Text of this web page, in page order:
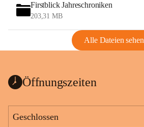
Firstblick Jahreschroniken
203,31 MB
Alle Dateien sehen
Öffnungszeiten
Geschlossen